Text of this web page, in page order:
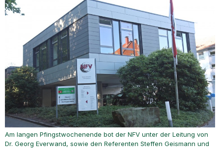
Am langen Pfingstwochenende bot der NFV unter der Leitung von
Dr. Georg Everwand, sowie den Referenten Steffen Geismann und